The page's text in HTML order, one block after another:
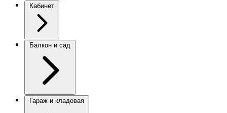
Кабинет
Балкон и сад
Гараж и кладовая